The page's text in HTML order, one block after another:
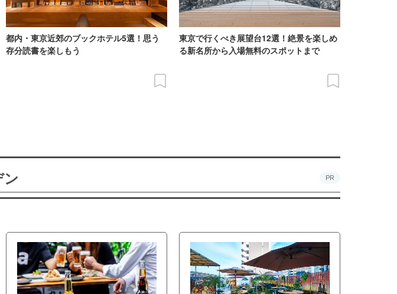
都内・東京近郊のブックホテル5選！思う
存分読書を楽しもう
東京で行くべき展望台12選！絶景を楽しめ
る新名所から入場無料のスポットまで
PR